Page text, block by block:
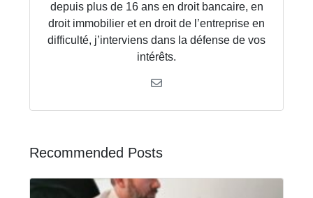
depuis plus de 16 ans en droit bancaire, en
droit immobilier et en droit de l’entreprise en
difficulté, j’interviens dans la défense de vos
intérêts.
Recommended Posts